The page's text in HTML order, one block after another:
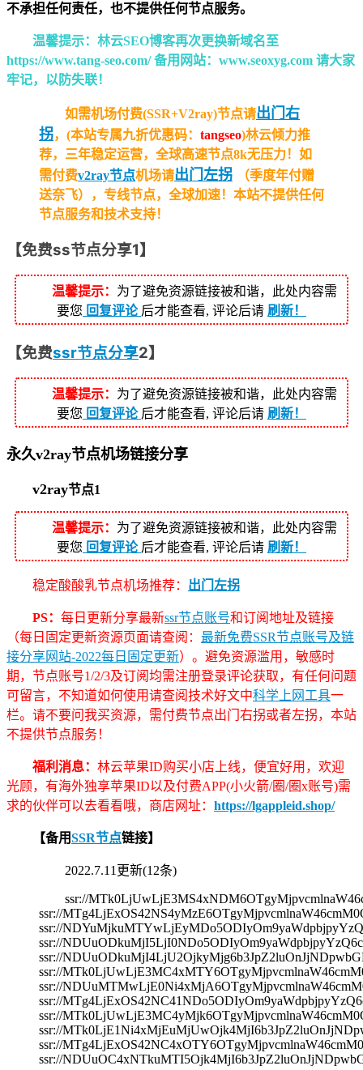
不承担任何责任，也不提供任何节点服务。
温馨提示：林云SEO博客再次更换新域名至
https://www.tang-seo.com/ 备用网站：www.seoxyg.com 请大家
牢记，以防失联！
如需机场付费(SSR+V2ray)节点请出门右
拐，(本站专属九折优惠码： tangseo)林云倾力推
荐，三年稳定运营，全球高速节点8k无压力！ 如
需付费v2ray节点机场请出门左拐
（季度年付赠
送奈飞），专线节点，全球加速！本站不提供任何
节点服务和技术支持！
【免费ss节点分享1】
温馨提示： 为了避免资源链接被和谐，此处内容需
要您 回复评论 后才能查看, 评论后请 刷新！
【免费ssr节点分享2】
温馨提示： 为了避免资源链接被和谐，此处内容需
要您 回复评论 后才能查看, 评论后请 刷新！
永久v2ray节点机场链接分享
v2ray节点1
温馨提示： 为了避免资源链接被和谐，此处内容需
要您 回复评论 后才能查看, 评论后请 刷新！
稳定酸酸乳节点机场推荐： 出门左拐
PS： 每日更新分享最新ssr节点账号和订阅地址及链接
（每日固定更新资源页面请查阅： 最新免费SSR节点账号及链
接分享网站-2022每日固定更新）。避免资源滥用，敏感时
期，节点账号1/2/3及订阅均需注册登录评论获取，有任何问题
可留言，不知道如何使用请查阅技术好文中科学上网工具一
栏。请不要问我买资源，需付费节点出门右拐或者左拐，本站
不提供节点服务！
福利消息： 林云苹果ID购买小店上线，便宜好用，欢迎
光顾，有海外独享苹果ID以及付费APP(小火箭/圈/圈x账号)需
求的伙伴可以去看看哦，商店网址： https://lgappleid.shop/
【备用SSR节点链接】
2022.7.11更新(12条)
ssr://
ssr://
ssr://
ssr://
ssr://
ssr://
ssr://
ssr://
ssr://
ssr://
ssr://
ssr://